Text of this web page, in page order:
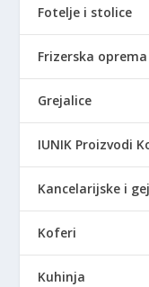
Fotelje i stolice
Frizerska oprema
Grejalice
IUNIK Proizvodi
Kancelarijske i
Koferi
Kuhinja